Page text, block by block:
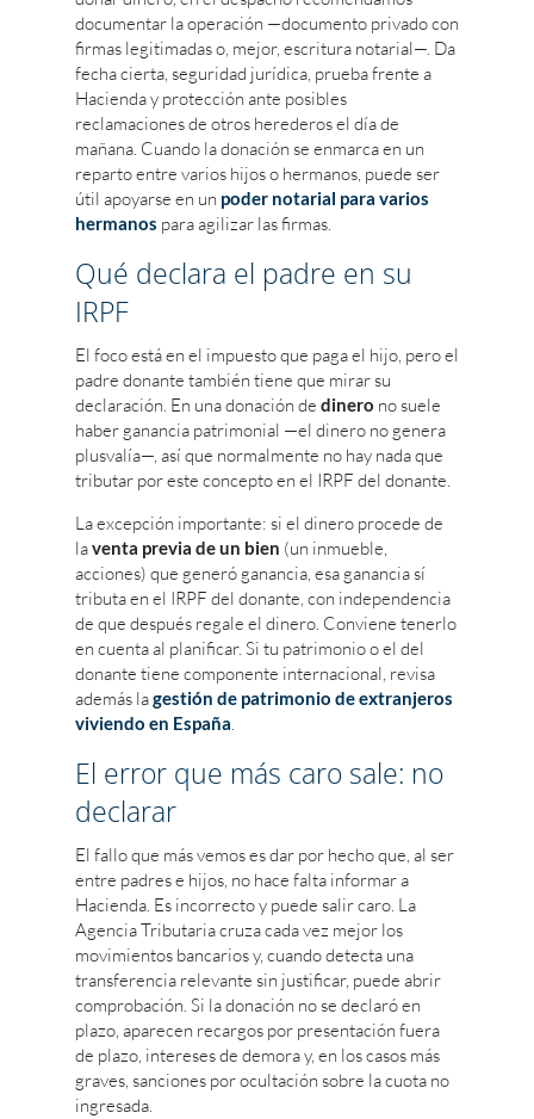
documentar la operación —documento privado con
firmas legitimadas o, mejor, escritura notarial—. Da
fecha cierta, seguridad jurídica, prueba frente a
Hacienda y protección ante posibles
reclamaciones de otros herederos el día de
mañana. Cuando la donación se enmarca en un
reparto entre varios hijos o hermanos, puede ser
útil apoyarse en un poder notarial para varios
hermanos para agilizar las firmas.
Qué declara el padre en su
IRPF
El foco está en el impuesto que paga el hijo, pero el
padre donante también tiene que mirar su
declaración. En una donación de dinero no suele
haber ganancia patrimonial —el dinero no genera
plusvalía—, así que normalmente no hay nada que
tributar por este concepto en el IRPF del donante.
La excepción importante: si el dinero procede de
laventa previa de un bien (un inmueble,
acciones) que generó ganancia, esa ganancia sí
tributa en el IRPF del donante, con independencia
de que después regale el dinero. Conviene tenerlo
en cuenta al planificar. Si tu patrimonio o el del
donante tiene componente internacional, revisa
además lagestión de patrimonio de extranjeros
viviendo en España.
El error que más caro sale: no
declarar
El fallo que más vemos es dar por hecho que, al ser
entre padres e hijos, no hace falta informar a
Hacienda. Es incorrecto y puede salir caro. La
Agencia Tributaria cruza cada vez mejor los
movimientos bancarios y, cuando detecta una
transferencia relevante sin justificar, puede abrir
comprobación. Si la donación no se declaró en
plazo, aparecen recargos por presentación fuera
de plazo, intereses de demora y, en los casos más
graves, sanciones por ocultación sobre la cuota no
ingresada.